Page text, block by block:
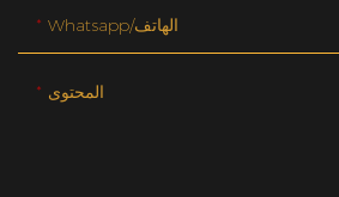
Whatsapp/الهاتف
المحتوى